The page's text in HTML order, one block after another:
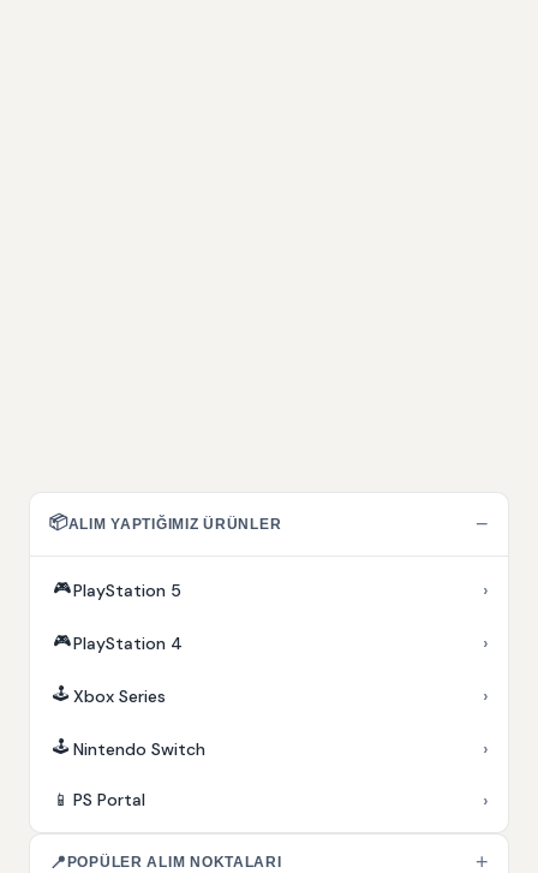
📦ALIM YAPTIĞIMIZ ÜRÜNLER −
🎮PlayStation 5 ›
🎮PlayStation 4 ›
🕹️ Xbox Series ›
🕹️ Nintendo Switch ›
📱 PS Portal ›
📍 POPÜLER ALIM NOKTALARI +